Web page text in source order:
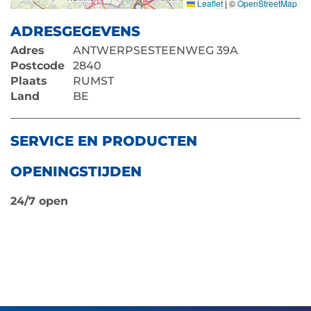
Leaflet | ©OpenStreetMap
ADRESGEGEVENS
Adres
ANTWERPSESTEENWEG 39A
Postcode
2840
Plaats
RUMST
Land
BE
SERVICE EN PRODUCTEN
OPENINGSTIJDEN
24/7 open